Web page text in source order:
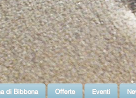
di Bibbona Offerte Eventi